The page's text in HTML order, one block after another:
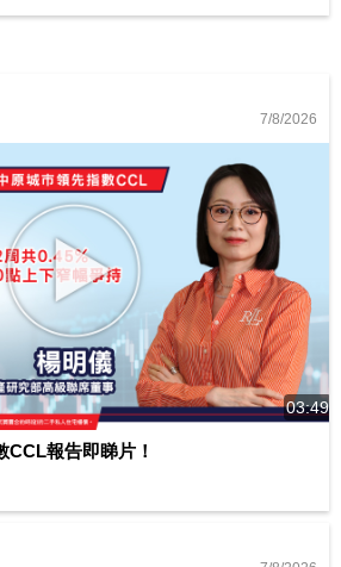
7/8/2026
03:49
報告即睇片！